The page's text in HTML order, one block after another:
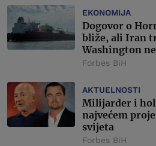
EKONOMIJA
Dogovor o
bliže, ali Iran
Washington
Forbes BiH
AKTUELNOSTI
Milijarder i
najvećem
svijeta
Forbes BiH